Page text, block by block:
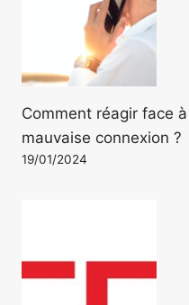
Comment réagir face
mauvaise connexion ?
19/01/2024